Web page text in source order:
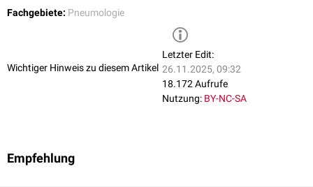
Fachgebiete: Pneumologie
Wichtiger Hinweis zu diesem Artikel
Letzter Edit:
26.11.2025, 09:32
18.172 Aufrufe
Nutzung: BY-NC-SA
Empfehlung